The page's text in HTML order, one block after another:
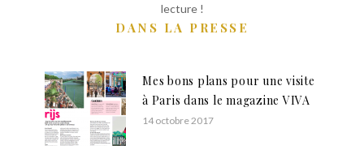
lecture !
DANS LA PRESSE
Mes bons plans pour une visite
à Paris dans le magazine VIVA
14 octobre 2017